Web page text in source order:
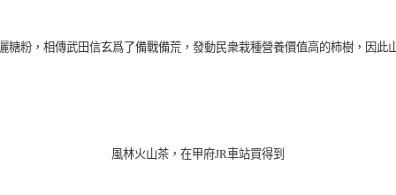
糖粉， 相傳武田信玄爲了備戰備荒，發動民衆栽種營養價值高的柿樹，因此
風林火山茶，在甲府JR車站買得到